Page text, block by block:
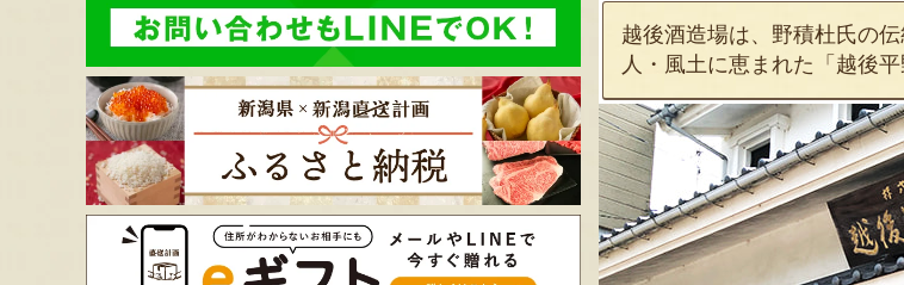
越後酒造場は、野積杜氏の
人・風土に恵まれた「越後